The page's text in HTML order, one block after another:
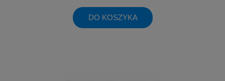
DO KOSZYKA